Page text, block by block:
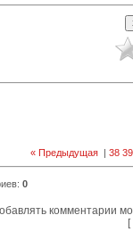
« Предыдущая | 38 39
: 0
комментарии
[